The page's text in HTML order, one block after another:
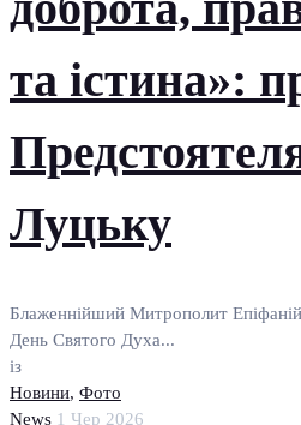
та істина»:
Луцьку
Блаженнійший Митрополит
День Святого Духа...
із
Новини, Фото
News 1 Чер 2026